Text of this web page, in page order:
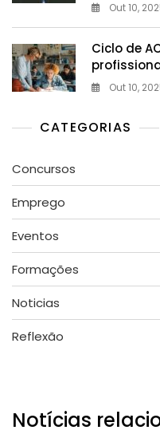
Out 10,
Ciclo de
Out 10,
CATEGORIAS
Concursos
Emprego
Eventos
Formações
Noticias
Reflexão
Notícias